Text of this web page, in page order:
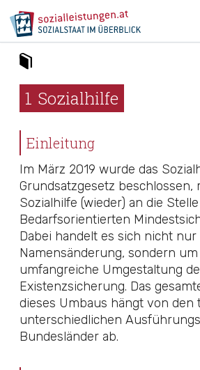
1 Sozialhilfe
Einleitung
Im März 2019 wurde das
Grundsatzgesetz beschlossen,
Sozialhilfe (wieder) an die
Bedarfsorientierten
Dabei handelt es sich nicht
Namensänderung, sondern
umfangreiche Umgestaltung
Existenzsicherung. Das
dieses Umbaus hängt von den
unterschiedlichen
Bundesländer ab.